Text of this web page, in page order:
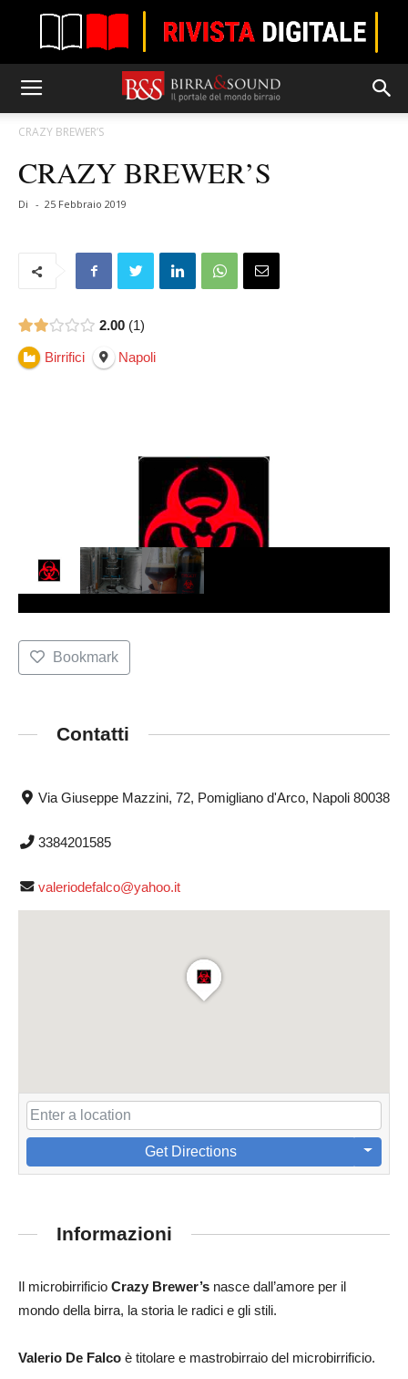
CRAZY BREWER’S
CRAZY BREWER’S
Di - 25 Febbraio 2019
2.00 1
Birrifici Napoli
Bookmark
Contatti
Via Giuseppe Mazzini, 72, Pomigliano d'Arco, Napoli 80038
3384201585
valeriodefalco@yahoo.it
Get Directions
Informazioni
Il microbirrificio Crazy Brewer’s nasce dall’amore per il
mondo della birra, la storia le radici e gli stili.
Valerio De Falco è titolare e mastrobirraio del microbirrificio.